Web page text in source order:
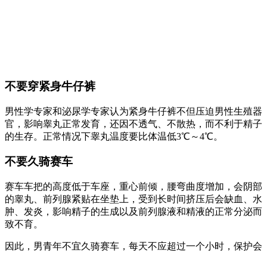
不要穿紧身牛仔裤
男性学专家和泌尿学专家认为紧身牛仔裤不但压迫男性生殖器
官，影响睾丸正常发育，还因不透气、不散热，而不利于精子
的生存。正常情况下睾丸温度要比体温低3℃～4℃。
不要久骑赛车
赛车车把的高度低于车座，重心前倾，腰弯曲度增加，会阴部
的睾丸、前列腺紧贴在坐垫上，受到长时间挤压后会缺血、水
肿、发炎，影响精子的生成以及前列腺液和精液的正常分泌而
致不育。
因此，男青年不宜久骑赛车，每天不应超过一个小时，保护会